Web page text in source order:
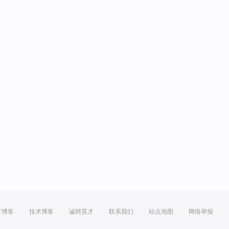
博客 技术博客 诚聘英才 联系我们 站点地图 网络举报